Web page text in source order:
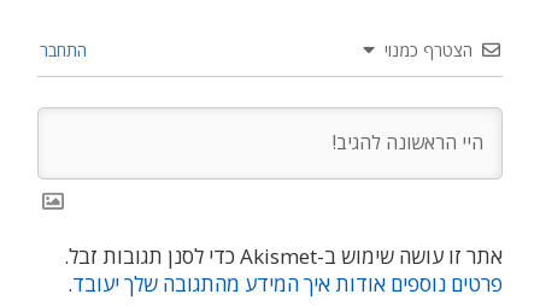
הצטרף כמנוי התחבר
אתר זו עושה שימוש ב-Akismet כדי לסנן תגובות זבל.
פרטים נוספים אודות איך המידע מהתגובה שלך יעובד.